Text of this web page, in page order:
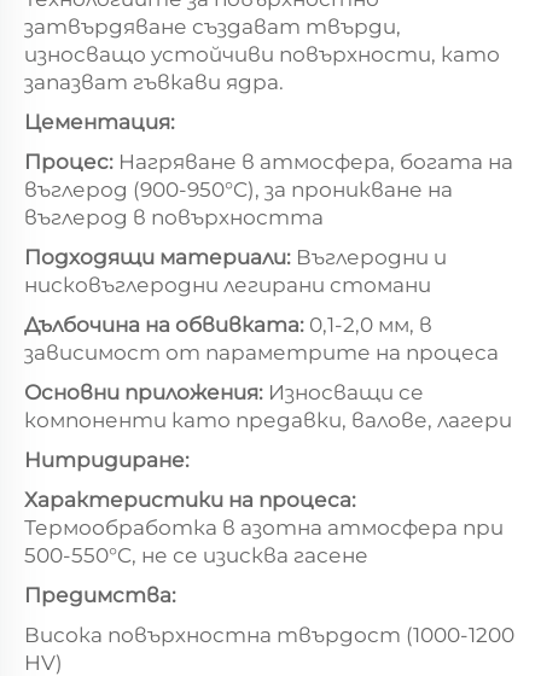
затвърдяване създават твърди,
износващо устойчиви повърхности, като
запазват гъвкави ядра.
Цементация:
Процес: Нагряване в атмосфера, богата на
въглерод (900-950°C), за проникване на
въглерод в повърхността
Подходящи материали: Въглеродни и
нисковъглеродни легирани стомани
Дълбочина на обвивката: 0,1-2,0 мм, в
зависимост от параметрите на процеса
Основни приложения: Износващи се
компоненти като предавки, валове, лагери
Нитридиране:
Характеристики на процеса:
Термообработка в азотна атмосфера при
500-550°C, не се изисква гасене
Предимства:
Висока повърхностна твърдост (1000-1200
HV)